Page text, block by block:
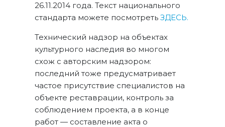
26.11.2014 года. Текст национального
стандарта можете посмотреть ЗДЕСЬ.
Технический надзор на объектах
культурного наследия во многом
схож с авторским надзором:
последний тоже предусматривает
частое присутствие специалистов на
объекте реставрации, контроль за
соблюдением проекта, а в конце
работ — составление акта о